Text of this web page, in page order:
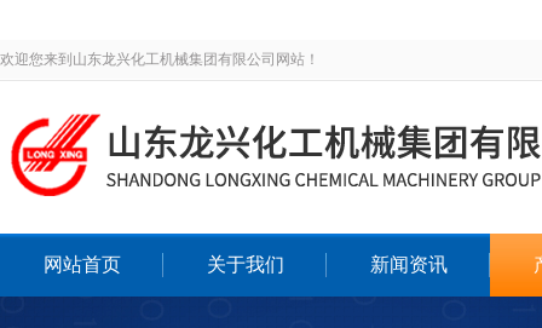
欢迎您来到山东龙兴化工机械集团有限公司网站！
网站首页 关于我们 新闻资讯